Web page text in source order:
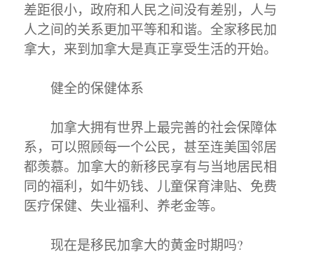
差距很小，政府和人民之间没有差别，人与
人之间的关系更加平等和和谐。全家移民加
拿大，来到加拿大是真正享受生活的开始。
健全的保健体系
加拿大拥有世界上最完善的社会保障体
系，可以照顾每一个公民，甚至连美国邻居
都羡慕。加拿大的新移民享有与当地居民相
同的福利，如牛奶钱、儿童保育津贴、免费
医疗保健、失业福利、养老金等。
现在是移民加拿大的黄金时期吗?